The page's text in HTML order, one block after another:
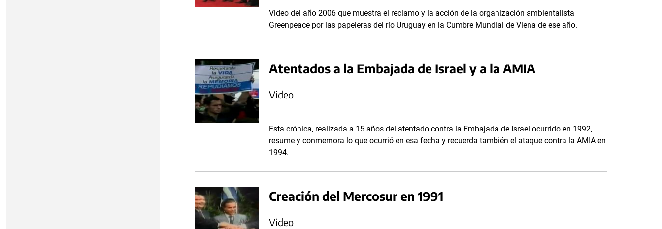
Video del año 2006 que muestra el reclamo y la acción de la organización ambientalista
Greenpeace por las papeleras del río Uruguay en la Cumbre Mundial de Viena de ese año.
Atentados a la Embajada de Israel y a la AMIA
Video
Esta crónica, realizada a 15 años del atentado contra la Embajada de Israel ocurrido en 1992,
resume y conmemora lo que ocurrió en esa fecha y recuerda también el ataque contra la AMIA en
1994.
Creación del Mercosur en 1991
Video